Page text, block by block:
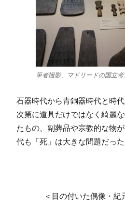
筆者撮影、マドリードの国立
石器時代から青銅器時代と時
次第に道具だけではなく綺麗
たもの、副葬品や宗教的な物
代も「死」は大きな問題だった
＜目の付いた偶像・